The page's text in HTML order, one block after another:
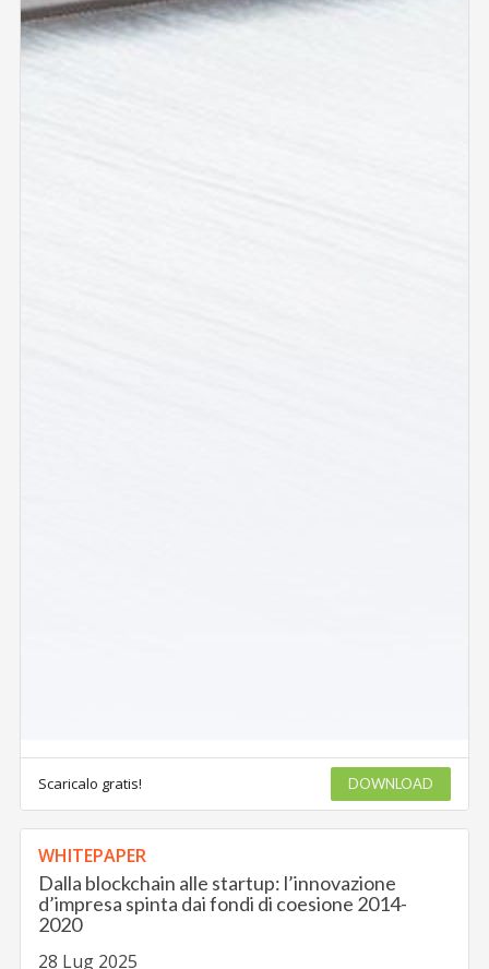
Scaricalo gratis! DOWNLOAD
WHITEPAPER
Dalla blockchain alle startup: l’innovazione
d’impresa spinta dai fondi di coesione 2014-
2020
28 Lug 2025